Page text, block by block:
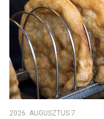
2026. AUGUSZTUS 7.